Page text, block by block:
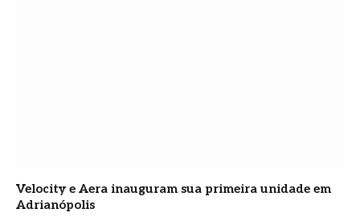
Velocity e Aera inauguram sua primeira unidade em
Adrianópolis